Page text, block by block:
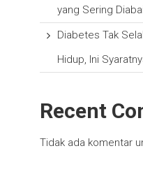
yang Sering
Diabetes Tak
Hidup, Ini
Recent
Tidak ada komentar